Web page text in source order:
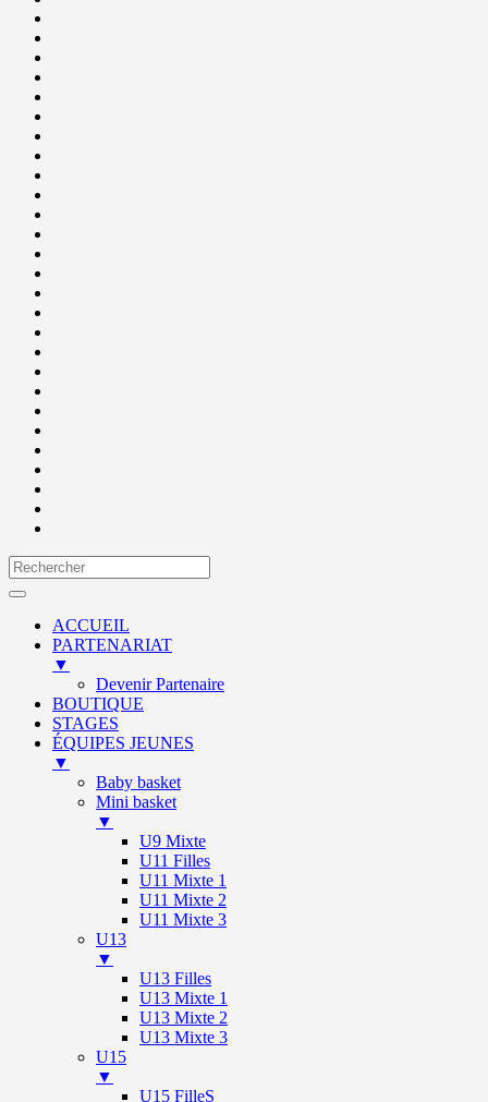
ACCUEIL
PARTENARIAT
▼
Devenir Partenaire
BOUTIQUE
STAGES
ÉQUIPES JEUNES
▼
Baby basket
Mini basket
▼
U9 Mixte
U11 Filles
U11 Mixte 1
U11 Mixte 2
U11 Mixte 3
U13
▼
U13 Filles
U13 Mixte 1
U13 Mixte 2
U13 Mixte 3
U15
▼
U15 FilleS